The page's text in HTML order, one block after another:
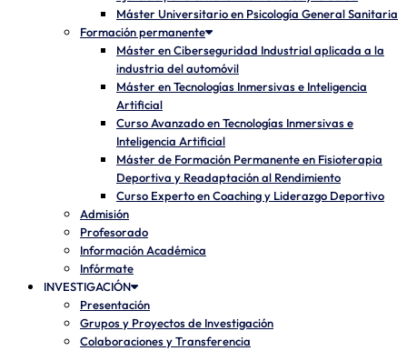
Máster Universitario en Psicología General Sanitaria
Formación permanente
Máster en Ciberseguridad Industrial aplicada a la
industria del automóvil
Máster en Tecnologías Inmersivas e Inteligencia
Artificial
Curso Avanzado en Tecnologías Inmersivas e
Inteligencia Artificial
Máster de Formación Permanente en Fisioterapia
Deportiva y Readaptación al Rendimiento
Curso Experto en Coaching y Liderazgo Deportivo
Admisión
Profesorado
Información Académica
Infórmate
INVESTIGACIÓN
Presentación
Grupos y Proyectos de Investigación
Colaboraciones y Transferencia